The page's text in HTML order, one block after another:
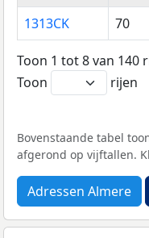
1313CK
70
Toon 1 tot 8 van 140
Toon
rijen
Bovenstaande tabel
afgerond op vijftallen.
Adressen Almere